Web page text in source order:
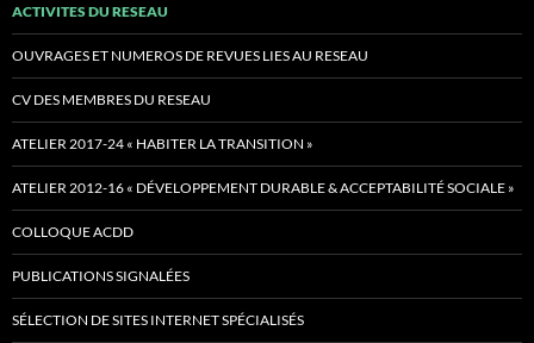
ACTIVITES DU RESEAU
OUVRAGES ET NUMEROS DE REVUES LIES AU RESEAU
CV DES MEMBRES DU RESEAU
ATELIER 2017-24 « HABITER LA TRANSITION »
ATELIER 2012-16 « DÉVELOPPEMENT DURABLE & ACCEPTABILITÉ SOCIALE »
COLLOQUE ACDD
PUBLICATIONS SIGNALÉES
SÉLECTION DE SITES INTERNET SPÉCIALISÉS